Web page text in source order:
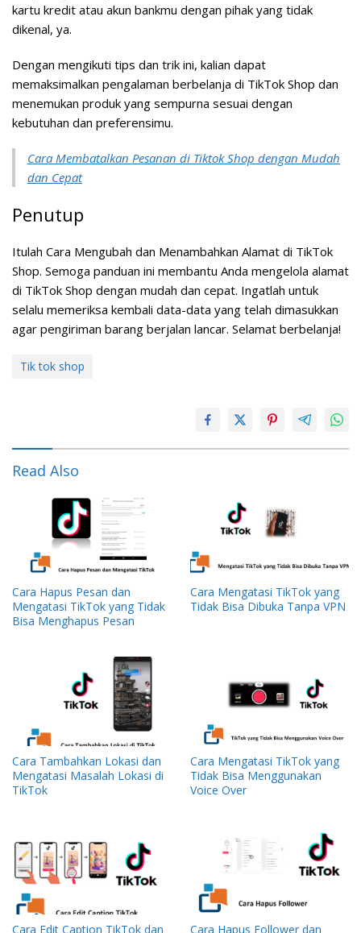
kartu kredit atau akun bankmu dengan pihak yang tidak
dikenal, ya.
Dengan mengikuti tips dan trik ini, kalian dapat
memaksimalkan pengalaman berbelanja di TikTok Shop dan
menemukan produk yang sempurna sesuai dengan
kebutuhan dan preferensimu.
Cara Membatalkan Pesanan di Tiktok Shop dengan Mudah
dan Cepat
Penutup
Itulah Cara Mengubah dan Menambahkan Alamat di TikTok
Shop. Semoga panduan ini membantu Anda mengelola alamat
di TikTok Shop dengan mudah dan cepat. Ingatlah untuk
selalu memeriksa kembali data-data yang telah dimasukkan
agar pengiriman barang berjalan lancar. Selamat berbelanja!
Tik tok shop
Read Also
Cara Hapus Pesan dan
Mengatasi TikTok yang Tidak
Bisa Menghapus Pesan
Cara Mengatasi TikTok yang
Tidak Bisa Dibuka Tanpa VPN
Cara Tambahkan Lokasi dan
Mengatasi Masalah Lokasi di
TikTok
Cara Mengatasi TikTok yang
Tidak Bisa Menggunakan
Voice Over
Cara Edit Caption TikTok dan
Cara Hapus Follower dan